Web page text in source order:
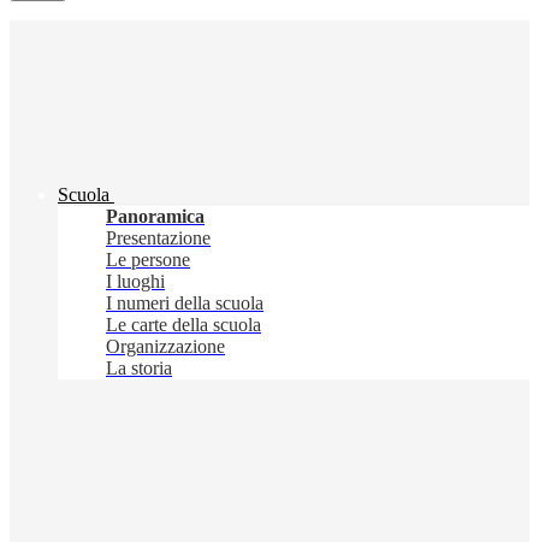
Scuola
Panoramica
Presentazione
Le persone
I luoghi
I numeri della scuola
Le carte della scuola
Organizzazione
La storia